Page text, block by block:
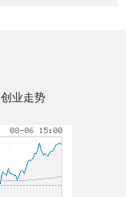
创业走势